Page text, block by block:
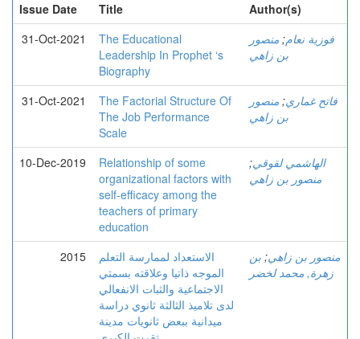
Issue Date
Title
Author(s)
31-Oct-2021
The Educational
Leadership In Prophet ‘s
Biography
فوزية نعام; منصور
بن زاهي
31-Oct-2021
The Factorial Structure Of
The Job Performance
Scale
فاتح غماري; منصور
بن زاهي
10-Dec-2019
Relationship of some
organizational factors with
self-efficacy among the
teachers of primary
education
الهاشمي لقوقي;
منصور بن زاهي
2015
الاستعداد لممارسة التعلم
الموجه ذاتيا وعلاقته بسمتي
الاجتماعية والثبات الانفعالي
لدى تلاميذ الثالثة ثانوي دراسة
ميدانية ببعض ثانويات مدينة
منصور بن زاهي; بن
زهرة, محمد لخضر